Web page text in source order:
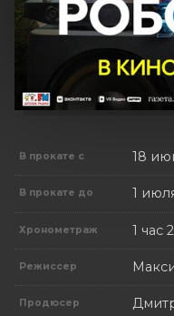
В прокате с 18
В прокате до 1
Хронометраж 1 час
Режиссер
Продюсер